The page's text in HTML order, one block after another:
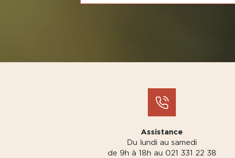
Assistance
Du lundi au samedi
de 9h à 18h au 021 331 22 38